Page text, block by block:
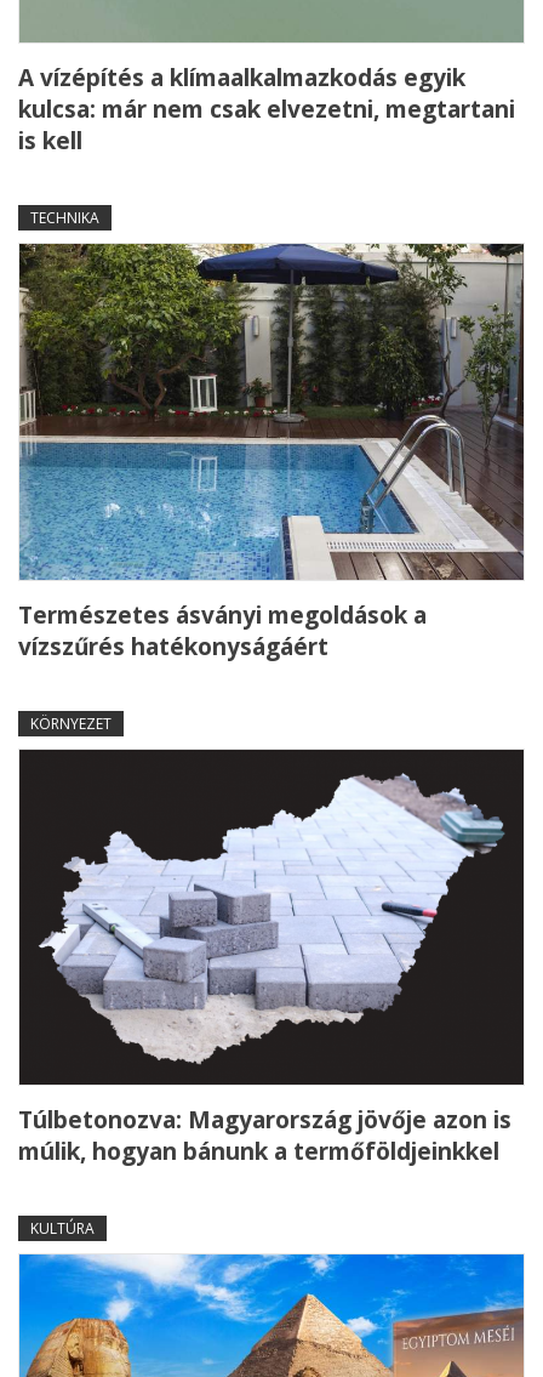
A vízépítés a klímaalkalmazkodás egyik
kulcsa: már nem csak elvezetni, megtartani
is kell
TECHNIKA
Természetes ásványi megoldások a
vízszűrés hatékonyságáért
KÖRNYEZET
Túlbetonozva: Magyarország jövője azon is
múlik, hogyan bánunk a termőföldjeinkkel
KULTÚRA